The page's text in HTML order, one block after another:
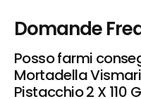
Domande
Posso farmi
Mortadella
Pistacchio 2 X 110